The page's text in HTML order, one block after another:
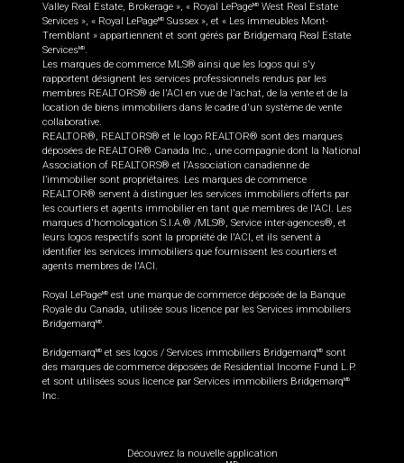
Valley Real Estate, Brokerage », « Royal LePageMD West Real Estate
Services », « Royal LePageMD Sussex », et « Les immeubles Mont-
Tremblant » appartiennent et sont gérés par Bridgemarq Real Estate
ServicesMD.
Les marques de commerce MLS® ainsi que les logos qui s'y
rapportent désignent les services professionnels rendus par les
membres REALTORS® de l'ACI en vue de l'achat, de la vente et de la
location de biens immobiliers dans le cadre d'un système de vente
collaborative.
REALTOR®, REALTORS® et le logo REALTOR® sont des marques
déposées de REALTOR® Canada Inc., une compagnie dont la National
Association of REALTORS® et l'Association canadienne de
l’immobilier sont propriétaires. Les marques de commerce
REALTOR® servent à distinguer les services immobiliers offerts par
les courtiers et agents immobilier en tant que membres de l'ACI. Les
marques d'homologation S.I.A.® /MLS®, Service inter-agences®, et
leurs logos respectifs sont la propriété de l'ACI, et ils servent à
identifier les services immobiliers que fournissent les courtiers et
agents membres de l'ACI.
Royal LePageMD est une marque de commerce déposée de la Banque
Royale du Canada, utilisée sous licence par les Services immobiliers
BridgemarqMD.
BridgemarqMD et ses logos / Services immobiliers BridgemarqMD
sont
des marques de commerce déposées de Residential Income Fund L.P.
et sont utilisées sous licence par Services immobiliers BridgemarqMD
Inc.
Découvrez la nouvelle application